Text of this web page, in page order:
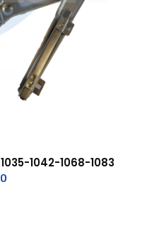
1042-1068-1083